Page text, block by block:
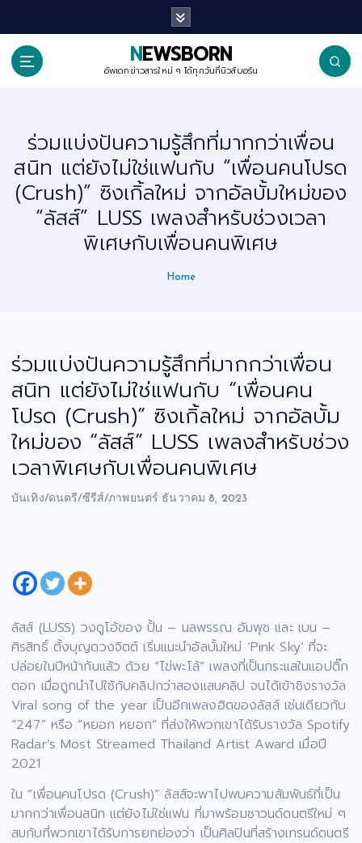
i
NEWSBORN
อัพเดทข่าวสารใหม่ ๆ ได้ทุกวันที่นิวส์บอร์น
ร่วมแบ่งปันความรู้สึกที่มากกว่าเพื่อน
สนิท แต่ยังไม่ใช่แฟนกับ “เพื่อนคนโปรด
(Crush)” ซิงเกิ้ลใหม่ จากอัลบั้มใหม่ของ
“ลัสส์” LUSS เพลงสำหรับช่วงเวลา
พิเศษกับเพื่อนคนพิเศษ
Home
ร่วมแบ่งปันความรู้สึกที่มากกว่าเพื่อน
สนิท แต่ยังไม่ใช่แฟนกับ “เพื่อนคน
โปรด (Crush)” ซิงเกิ้ลใหม่ จากอัลบั้ม
ใหม่ของ “ลัสส์” LUSS เพลงสำหรับช่วง
เวลาพิเศษกับเพื่อนคนพิเศษ
บันเทิง/ดนตรี/ซีรีส์/ภาพยนตร์ ธันวาคม 8, 2023
ลัสส์ (LUSS) วงดูโอ้ของ ปั้น – นลพรรณ อัมพุช และ เบน –
ศิรสิทธิ์ ตั้งบุญดวงจิตต์ เริ่มแนะนำอัลบั้มใหม่ ‘Pink Sky’ ที่จะ
ปล่อยในปีหน้ากันแล้ว ด้วย “ไข่พะโล้” เพลงที่เป็นกระแสในแอปติ๊ก
ตอก เมื่อถูกนำไปใช้กับคลิปกว่าสองแสนคลิป จนได้เข้าชิงรางวัล
Viral song of the year เป็นอีกเพลงฮิตของลัสส์ เช่นเดียวกับ
“247” หรือ “หยอก หยอก” ที่ส่งให้พวกเขาได้รับรางวัล Spotify
Radar’s Most Streamed Thailand Artist Award เมื่อปี
2021
ใน “เพื่อนคนโปรด (Crush)” ลัสส์จะพาไปพบความสัมพันธ์ที่เป็น
มากกว่าเพื่อนสนิท แต่ยังไม่ใช่แฟน ที่มาพร้อมซาวนด์ดนตรีใหม่ ๆ
สมกับที่พวกเขาได้รับการยกย่องว่า เป็นศิลปินที่สร้างเทรนด์ดนตรี